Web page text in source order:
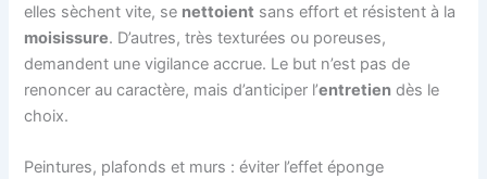
elles sèchent vite, se nettoient sans effort et résistent à la
moisissure. D’autres, très texturées ou poreuses,
demandent une vigilance accrue. Le but n’est pas de
renoncer au caractère, mais d’anticiper l’entretien dès le
choix.
Peintures, plafonds et murs : éviter l’effet éponge